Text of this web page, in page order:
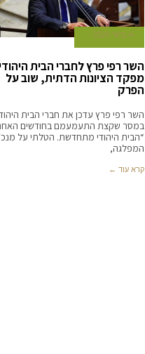
4 ביוני 2020
השר רפי פרץ לחברי הבית
מפקד הציונות הדתית, שוב על
הפרק
השר רפי פרץ עדכן את חברי הבית
במסר שקצת התעמעמם בחודשים
“הבית היהודי מתחדשת. הטלתי על
המפלגה,
קרא עוד ←